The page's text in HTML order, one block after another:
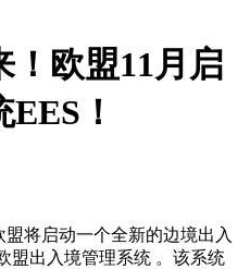
！欧盟11月启
！
盟将启动一个全新的边境出入
盟出入境管理系统 。该系统